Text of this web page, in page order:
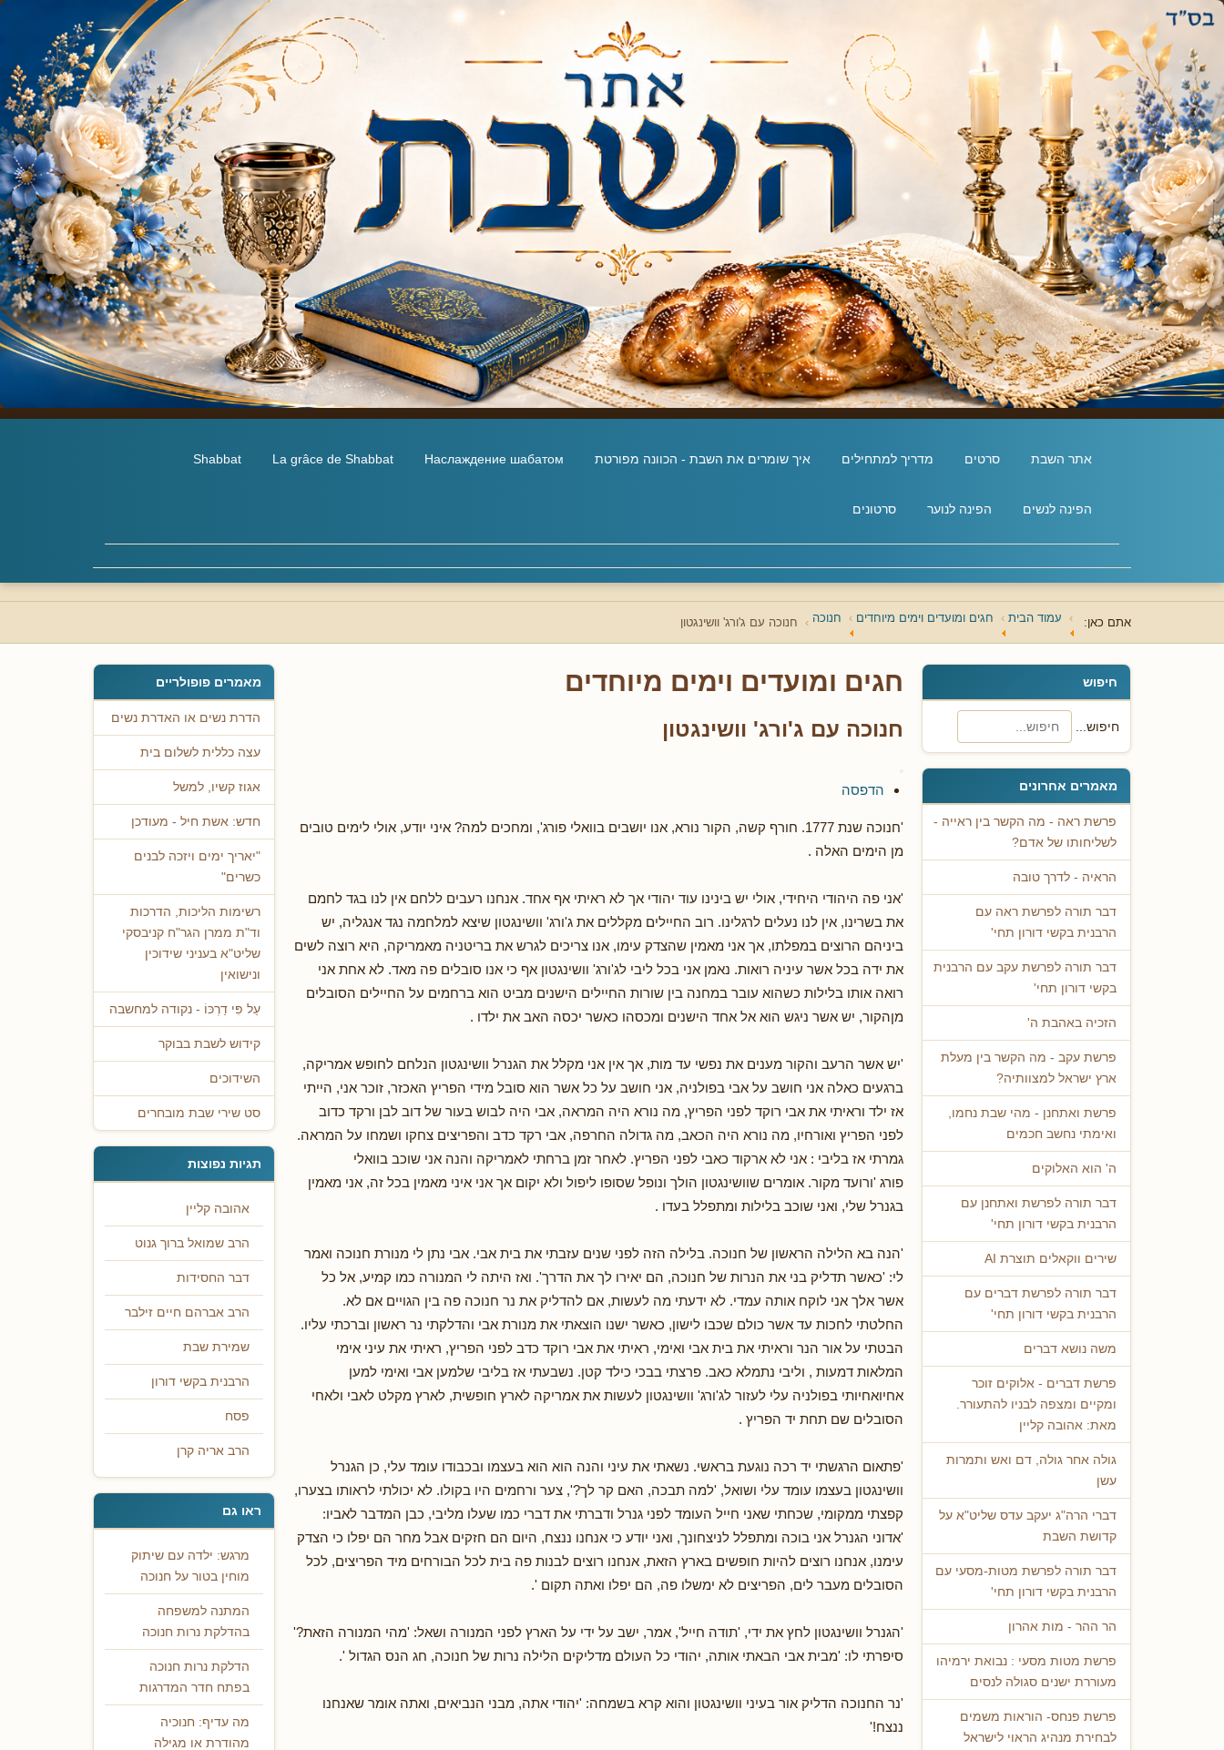
אתר השבת סרטים מדריך למתחילים איך שומרים את השבת - הכוונה מפורטת Наслаждение шабатом
La grâce de Shabbat
Shabbat
הפינה לנשים הפינה לנוער סרטונים
אתם כאן: עמוד הבית חגים ומועדים וימים מיוחדים חנוכה חנוכה עם ג'ורג' וושינגטון
חיפוש
חיפוש...
מאמרים אחרונים
פרשת ראה - מה הקשר בין ראייה -
לשליחותו של אדם?
הראיה - לדרך טובה
דבר תורה לפרשת ראה עם
הרבנית בקשי דורון תחי'
דבר תורה לפרשת עקב עם הרבנית
בקשי דורון תחי'
הזכיה באהבת ה'
פרשת עקב - מה הקשר בין מעלת
ארץ ישראל למצוותיה?
פרשת ואתחנן - מהי שבת נחמו,
ואימתי נחשב חכמים
ה' הוא האלוקים
דבר תורה לפרשת ואתחנן עם
הרבנית בקשי דורון תחי'
שירים ווקאלים תוצרת AI
דבר תורה לפרשת דברים עם
הרבנית בקשי דורון תחי'
משה נושא דברים
פרשת דברים - אלוקים זוכר
ומקיים ומצפה לבניו להתעורר.
מאת: אהובה קליין
גולה אחר גולה, דם ואש ותמרות
עשן
דברי הרה"ג יעקב עדס שליט"א על
קדושת השבת
דבר תורה לפרשת מטות-מסעי עם
הרבנית בקשי דורון תחי'
הר ההר - מות אהרון
פרשת מטות מסעי : נבואת ירמיהו
מעוררת ישנים סגולה לנסים
פרשת פנחס- הוראות משמים
לבחירת מנהיג הראוי לישראל
חגים ומועדים וימים מיוחדים
חנוכה עם ג'ורג' וושינגטון
הדפסה
'חנוכה שנת 1777. חורף קשה, הקור נורא, אנו יושבים בוואלי פורג', ומחכים למה? איני יודע, אולי לימים טובים
מן הימים האלה .
'אני פה היהודי היחידי, אולי יש בינינו עוד יהודי אך לא ראיתי אף אחד. אנחנו רעבים ללחם אין לנו בגד לחמם
את בשרינו, אין לנו נעלים לרגלינו. רוב החיילים מקללים את ג'ורג' וושינגטון שיצא למלחמה נגד אנגליה, יש
ביניהם הרוצים במפלתו, אך אני מאמין שהצדק עימו, אנו צריכים לגרש את בריטניה מאמריקה, היא רוצה לשים
את ידה בכל אשר עיניה רואות. נאמן אני בכל ליבי לג'ורג' וושינגטון אף כי אנו סובלים פה מאד. לא אחת אני
רואה אותו בלילות כשהוא עובר במחנה בין שורות החיילים הישנים מביט הוא ברחמים על החיילים הסובלים
מןהקור, יש אשר ניגש הוא אל אחד הישנים ומכסהו כאשר יכסה האב את ילדו .
'יש אשר הרעב והקור מענים את נפשי עד מות, אך אין אני מקלל את הגנרל וושינגטון הנלחם לחופש אמריקה,
ברגעים כאלה אני חושב על אבי בפולניה, אני חושב על כל אשר הוא סובל מידי הפריץ האכזר, זוכר אני, הייתי
אז ילד וראיתי את אבי רוקד לפני הפריץ, מה נורא היה המראה, אבי היה לבוש בעור של דוב לבן ורקד כדוב
לפני הפריץ ואורחיו, מה נורא היה הכאב, מה גדולה החרפה, אבי רקד כדב והפריצים צחקו ושמחו על המראה.
גמרתי אז בליבי : אני לא ארקוד כאבי לפני הפריץ. לאחר זמן ברחתי לאמריקה והנה אני שוכב בוואלי
פורג 'ורועד מקור. אומרים שוושינגטון הולך ונופל שסופו ליפול ולא יקום אך אני איני מאמין בכל זה, אני מאמין
בגנרל שלי, ואני שוכב בלילות ומתפלל בעדו .
'הנה בא הלילה הראשון של חנוכה. בלילה הזה לפני שנים עזבתי את בית אבי. אבי נתן לי מנורת חנוכה ואמר
לי: 'כאשר תדליק בני את הנרות של חנוכה, הם יאירו לך את הדרך'. ואז היתה לי המנורה כמו קמיע, אל כל
אשר אלך אני לוקח אותה עמדי. לא ידעתי מה לעשות, אם להדליק את נר חנוכה פה בין הגויים אם לא.
החלטתי לחכות עד אשר כולם שכבו לישון, כאשר ישנו הוצאתי את מנורת אבי והדלקתי נר ראשון וברכתי עליו.
הבטתי על אור הנר וראיתי את בית אבי ואימי, ראיתי את אבי רוקד כדב לפני הפריץ, ראיתי את עיני אימי
המלאות דמעות , וליבי נתמלא כאב. פרצתי בבכי כילד קטן. נשבעתי אז בליבי שלמען אבי ואימי למען
אחיואחיותי בפולניה עלי לעזור לג'ורג' וושינגטון לעשות את אמריקה לארץ חופשית, לארץ מקלט לאבי ולאחי
הסובלים שם תחת יד הפריץ .
'פתאום הרגשתי יד רכה נוגעת בראשי. נשאתי את עיני והנה הוא הוא בעצמו ובכבודו עומד עלי, כן הגנרל
וושינגטון בעצמו עומד עלי ושואל, 'למה תבכה, האם קר לך?', צער ורחמים היו בקולו. לא יכולתי לראותו בצערו,
קפצתי ממקומי, שכחתי שאני חייל העומד לפני גנרל ודברתי את דברי כמו שעלו מליבי, כבן המדבר לאביו:
'אדוני הגנרל אני בוכה ומתפלל לניצחונך, ואני יודע כי אנחנו ננצח, היום הם חזקים אבל מחר הם יפלו כי הצדק
עימנו, אנחנו רוצים להיות חופשים בארץ הזאת, אנחנו רוצים לבנות פה בית לכל הבורחים מיד הפריצים, לכל
הסובלים מעבר לים, הפריצים לא ימשלו פה, הם יפלו ואתה תקום '.
'הגנרל וושינגטון לחץ את ידי, 'תודה חייל', אמר, ישב על ידי על הארץ לפני המנורה ושאל: 'מהי המנורה הזאת?'
סיפרתי לו: 'מבית אבי הבאתי אותה, יהודי כל העולם מדליקים הלילה נרות של חנוכה, חג הנס הגדול '.
'נר החנוכה הדליק אור בעיני וושינגטון והוא קרא בשמחה: 'יהודי אתה, מבני הנביאים, ואתה אומר שאנחנו
ננצח!'
מאמרים פופולריים
הדרת נשים או האדרת נשים
עצה כללית לשלום בית
אגוז קשיו, למשל
חדש: אשת חיל - מעודכן
"יאריך ימים ויזכה לבנים
כשרים"
רשימות הליכות, הדרכות
וד"ת ממרן הגר"ח קניבסקי
שליט"א בעניני שידוכין
ונישואין
עַל פִּי דַרְכּוֹ - נקודה למחשבה
קידוש לשבת בבוקר
השידוכים
סט שירי שבת מובחרים
תגיות נפוצות
אהובה קליין
הרב שמואל ברוך גנוט
דבר החסידות
הרב אברהם חיים זילבר
שמירת שבת
הרבנית בקשי דורון
פסח
הרב אריה קרן
ראו גם
מרגש: ילדה עם שיתוק
מוחין בטור על חנוכה
המתנה למשפחה
בהדלקת נרות חנוכה
הדלקת נרות חנוכה
בפתח חדר המדרגות
מה עדיף: חנוכיה
מהודרת או מגילה